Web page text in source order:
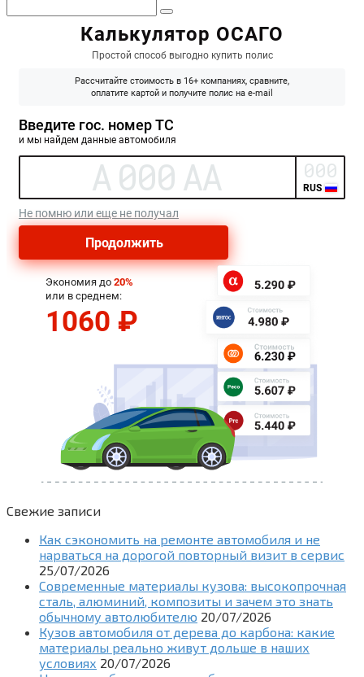
Свежие записи
Как сэкономить на ремонте автомобиля и не
нарваться на дорогой повторный визит в сервис
25/07/2026
Современные материалы кузова: высокопрочная
сталь, алюминий, композиты и зачем это знать
обычному автолюбителю 20/07/2026
Кузов автомобиля от дерева до карбона: какие
материалы реально живут дольше в наших
условиях 20/07/2026